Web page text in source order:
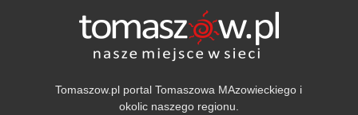
Tomaszow.pl portal Tomaszowa MAzowieckiego i
okolic naszego regionu.